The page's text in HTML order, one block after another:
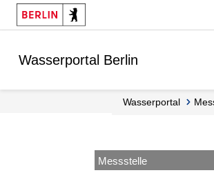
Springe zur Navigation
Springe zum Inhalt
Wasserportal Berlin
Wasserportal
Messstelle